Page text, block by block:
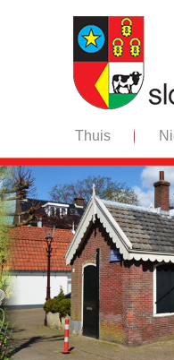
Thuis